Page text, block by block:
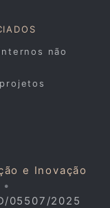
não
e Inovação
•
05507/2025